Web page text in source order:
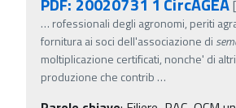
… rofessionali degli agronomi, periti
fornitura ai soci dell'associazione di
moltiplicazione certificati, nonche' di
produzione che contrib …